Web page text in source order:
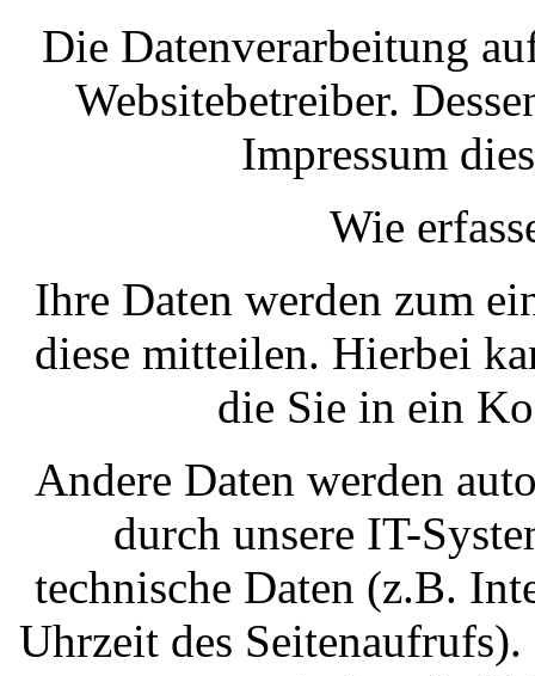
Die Datenverarbeitung
Websitebetreiber.
Impressum
Wie
Ihre Daten werden zum
diese mitteilen. Hierbei
die Sie in ein
Andere Daten werden
durch unsere IT-
technische Daten (z.B.
Uhrzeit des